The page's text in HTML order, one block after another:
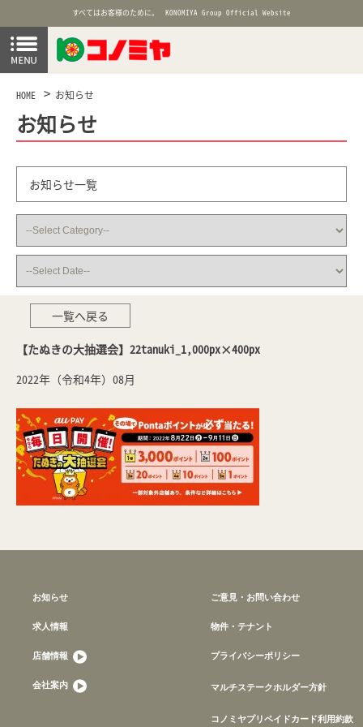
すべてはお客様のために。 KONOMIYA Group Official Website
HOME お知らせ
お知らせ
お知らせ一覧
一覧へ戻る
【たぬきの大抽選会】22tanuki_1,000px×400px
2022年（令和4年）08月
お知らせ
求人情報
店舗情報
会社案内
ご意見・お問い合わせ
物件・テナント
プライバシーポリシー
マルチステークホルダー方針
コノミヤプリペイドカード利用約款